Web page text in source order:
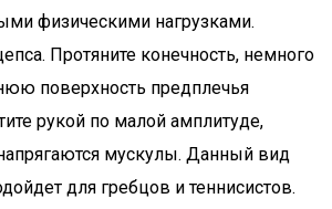
физическими нагрузками.
Протяните конечность, немного
поверхность предплечья
рукой по малой амплитуде,
мускулы. Данный вид
для гребцов и теннисистов.